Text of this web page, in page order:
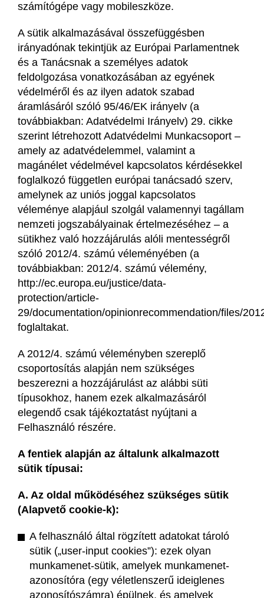
számítógépe vagy mobileszköze.
A sütik alkalmazásával összefüggésben
irányadónak tekintjük az Európai Parlamentnek
és a Tanácsnak a személyes adatok
feldolgozása vonatkozásában az egyének
védelméről és az ilyen adatok szabad
áramlásáról szóló 95/46/EK irányelv (a
továbbiakban: Adatvédelmi Irányelv) 29. cikke
szerint létrehozott Adatvédelmi Munkacsoport –
amely az adatvédelemmel, valamint a
magánélet védelmével kapcsolatos kérdésekkel
foglalkozó független európai tanácsadó szerv,
amelynek az uniós joggal kapcsolatos
véleménye alapjául szolgál valamennyi tagállam
nemzeti jogszabályainak értelmezéséhez – a
sütikhez való hozzájárulás alóli mentességről
szóló 2012/4. számú véleményében (a
továbbiakban: 2012/4. számú vélemény,
http://ec.europa.eu/justice/data-
protection/article-
29/documentation/opinionrecommendation/files/
foglaltakat.
A 2012/4. számú véleményben szereplő
csoportosítás alapján nem szükséges
beszerezni a hozzájárulást az alábbi süti
típusokhoz, hanem ezek alkalmazásáról
elegendő csak tájékoztatást nyújtani a
Felhasználó részére.
A fentiek alapján az általunk alkalmazott
sütik típusai:
A. Az oldal működéséhez szükséges sütik
(Alapvető cookie-k):
A felhasználó által rögzített adatokat tároló
sütik („user-input cookies”): ezek olyan
munkamenet-sütik, amelyek munkamenet-
azonosítóra (egy véletlenszerű ideiglenes
azonosítószámra) épülnek, és amelyek